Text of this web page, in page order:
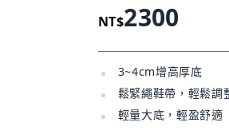
NT$2300
3~4cm增高厚底
鬆緊繩鞋帶，輕鬆調
輕量大底，輕盈舒適